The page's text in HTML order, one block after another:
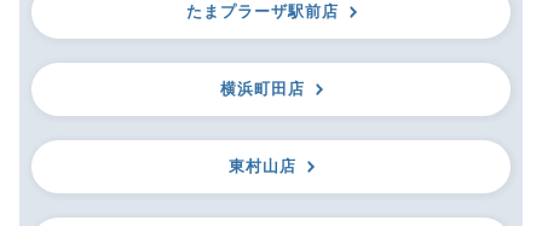
たまプラーザ駅前店
横浜町田店
東村山店